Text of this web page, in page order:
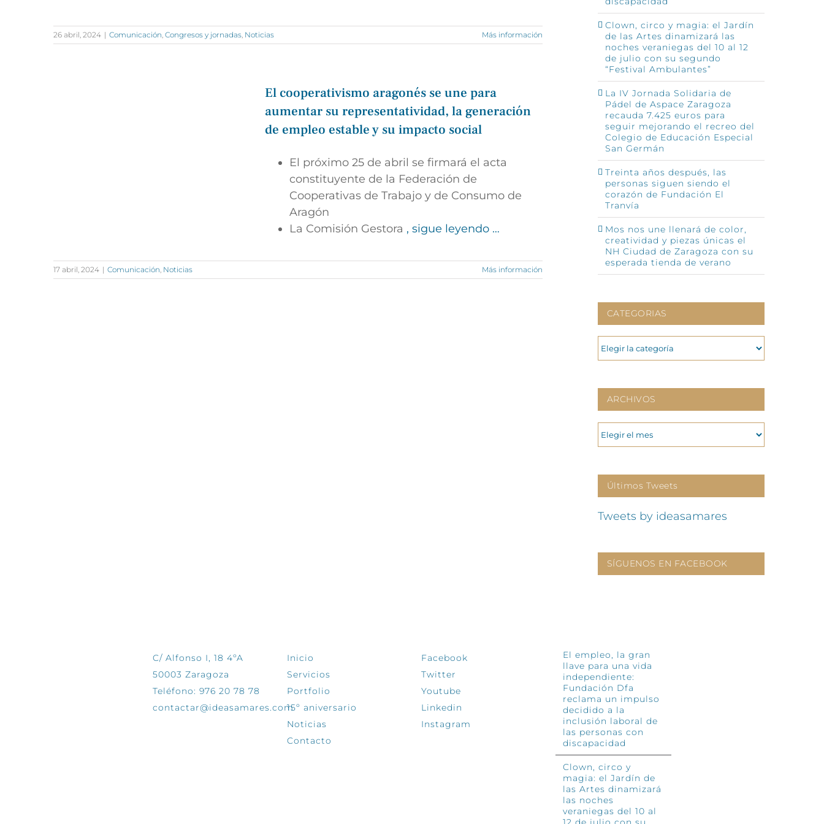
26 abril, 2024 | Comunicación, Congresos y jornadas, Noticias Más información
El cooperativismo aragonés se une para
aumentar su representatividad, la generación
de empleo estable y su impacto social
El próximo 25 de abril se firmará el acta
constituyente de la Federación de
Cooperativas de Trabajo y de Consumo de
Aragón
La Comisión Gestora , sigue leyendo …
17 abril, 2024 | Comunicación, Noticias Más información
Clown, circo y magia: el Jardín
de las Artes dinamizará las
noches veraniegas del 10 al 12
de julio con su segundo
“Festival Ambulantes”
La IV Jornada Solidaria de
Pádel de Aspace Zaragoza
recauda 7.425 euros para
seguir mejorando el recreo del
Colegio de Educación Especial
San Germán
Treinta años después, las
personas siguen siendo el
corazón de Fundación El
Tranvía
Mos nos une llenará de color,
creatividad y piezas únicas el
NH Ciudad de Zaragoza con su
esperada tienda de verano
CATEGORIAS
CATEGORIAS
ARCHIVOS
ARCHIVOS
Últimos Tweets
Tweets by ideasamares
SÍGUENOS EN FACEBOOK
C/ Alfonso I, 18 4ºA
50003 Zaragoza
Teléfono: 976 20 78 78
contactar@ideasamares.com
Inicio
Servicios
Portfolio
15º aniversario
Noticias
Contacto
Facebook
Twitter
Youtube
Linkedin
Instagram
El empleo, la gran
llave para una vida
independiente:
Fundación Dfa
reclama un impulso
decidido a la
inclusión laboral de
las personas con
discapacidad
Clown, circo y
magia: el Jardín de
las Artes dinamizará
las noches
veraniegas del 10 al